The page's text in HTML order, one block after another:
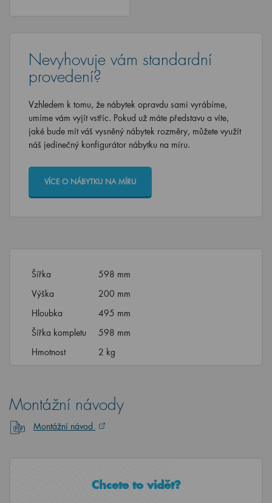
Nevyhovuje vám standardní
provedení?
Vzhledem k tomu, že nábytek opravdu sami vyrábíme,
umíme vám vyjít vstříc. Pokud už máte představu a víte,
jaké bude mít váš vysněný nábytek rozměry, můžete využít
náš jedinečný konfigurátor nábytku na míru.
VÍCE O NÁBYTKU NA MÍRU
Šířka
598 mm
Výška
200 mm
Hloubka
495 mm
Šířka kompletu
598 mm
Hmotnost
2 kg
Montážní návody
Montážní návod
Chcete to vidět?